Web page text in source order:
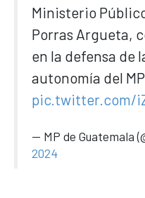
Ministerio
Porras Argueta,
en la defensa de
autonomía del MP.
pic.twitter.com/
— MP de Guatemala
2024